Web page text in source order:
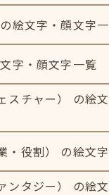
絵文字・顔文字
字・顔文字一覧
スチャー） の絵
・役割） の絵文
ンタジー） の絵